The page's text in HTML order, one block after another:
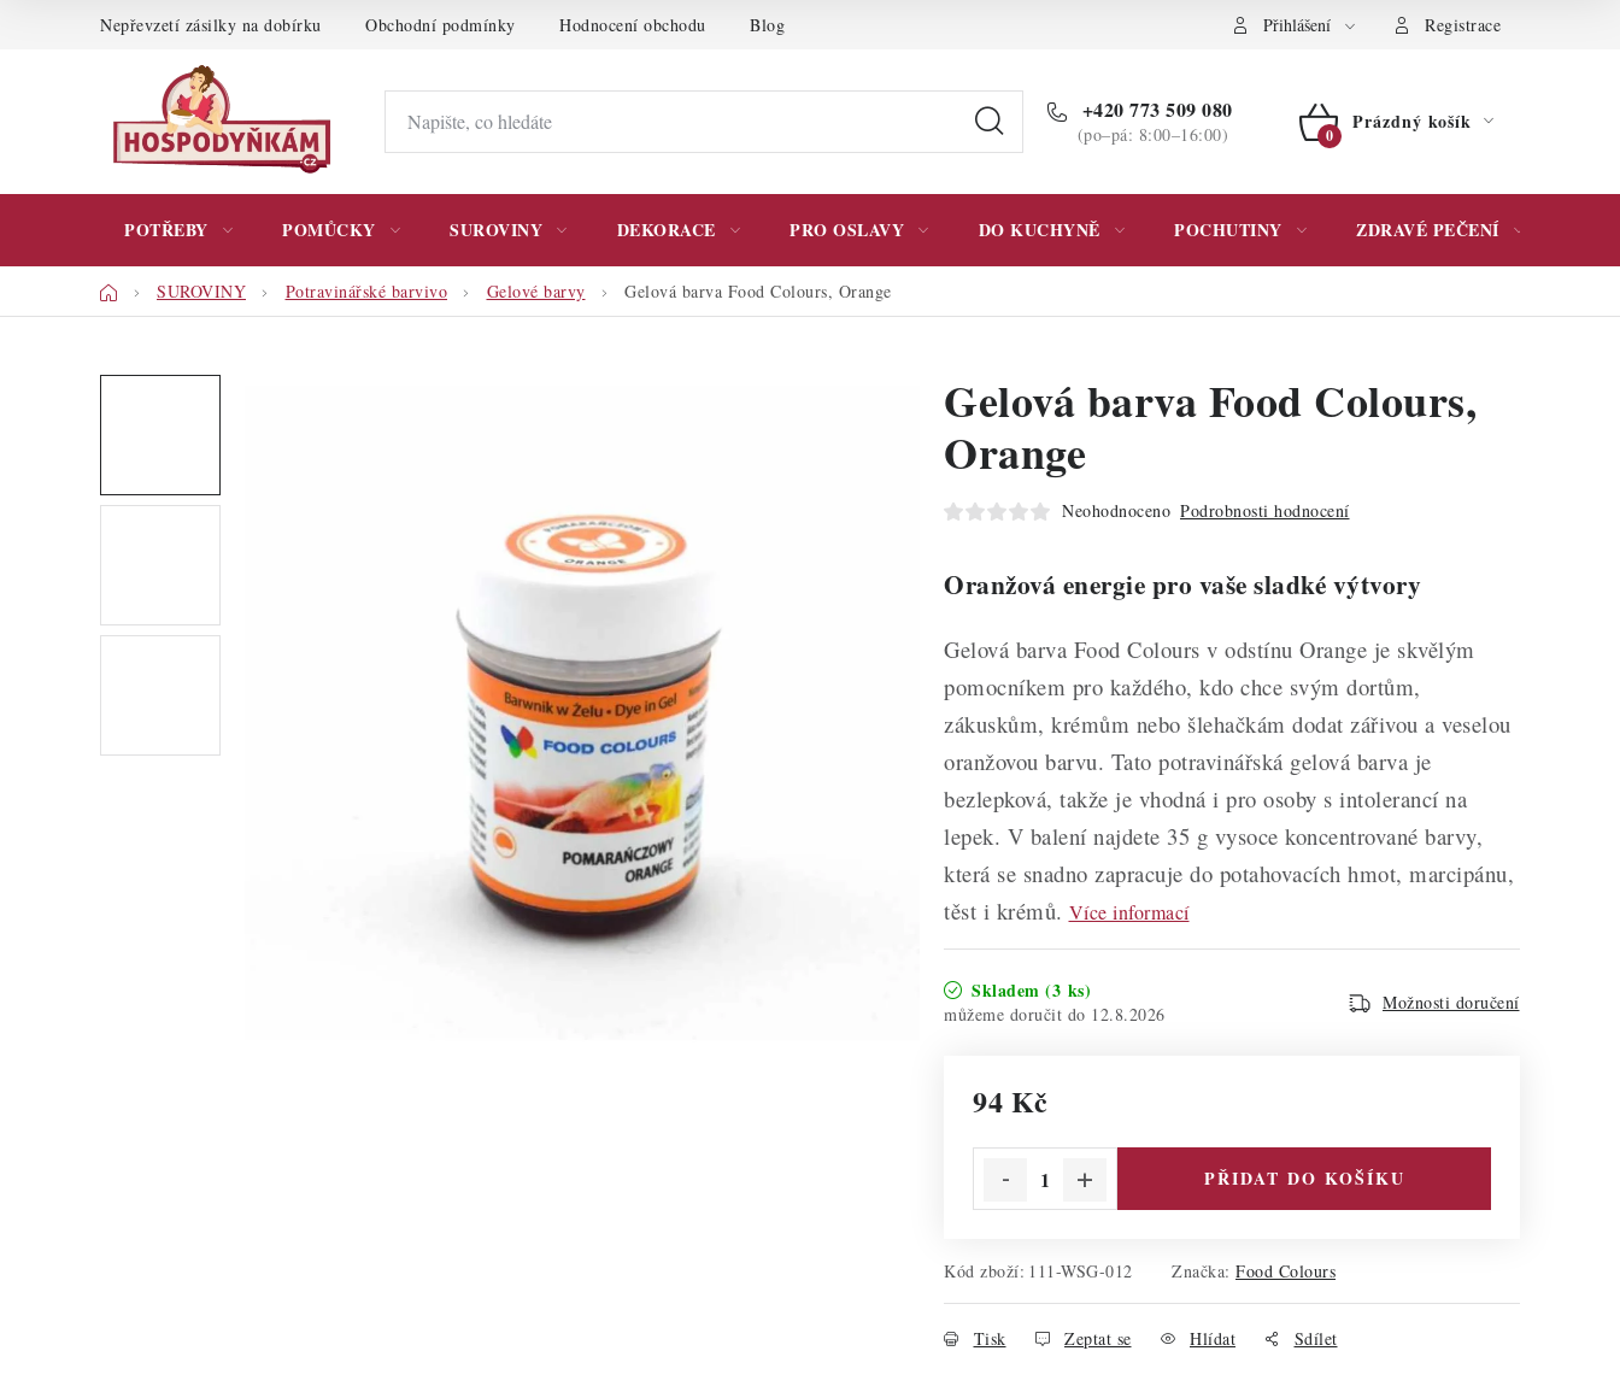
Nepřevzetí zásilky na dobírku Obchodní podmínky Hodnocení obchodu Blog Podmínky ochrany osobních údajů Přihlášení Registrace
+420 773 509 080
(po–pá: 8:00–16:00)
NÁKUPNÍ
Prázdný košík
POTŘEBY POMŮCKY SUROVINY DEKORACE PRO OSLAVY DO KUCHYNĚ POCHUTINY ZDRAVÉ PEČENÍ
DomůSUROVINY Potravinářské barvivo Gelové barvy Gelová barva Food Colours, Orange
Gelová barva Food Colours,
Orange
Neohodnoceno Podrobnosti hodnocení
Oranžová energie pro vaše sladké výtvory
Gelová barva Food Colours v odstínu Orange je skvělým
pomocníkem pro každého, kdo chce svým dortům,
zákuskům, krémům nebo šlehačkám dodat zářivou a veselou
oranžovou barvu. Tato potravinářská gelová barva je
bezlepková, takže je vhodná i pro osoby s intolerancí na
lepek. V balení najdete 35 g vysoce koncentrované barvy,
která se snadno zapracuje do potahovacích hmot, marcipánu,
těst i krémů. Více informací
Skladem (3 ks)
12.8.2026
Možnosti doručení
94 Kč
PŘIDAT DO KOŠÍKU
Kód zboží: 111-WSG-012 Značka: Food Colours
Tisk Zeptat se Hlídat Sdílet